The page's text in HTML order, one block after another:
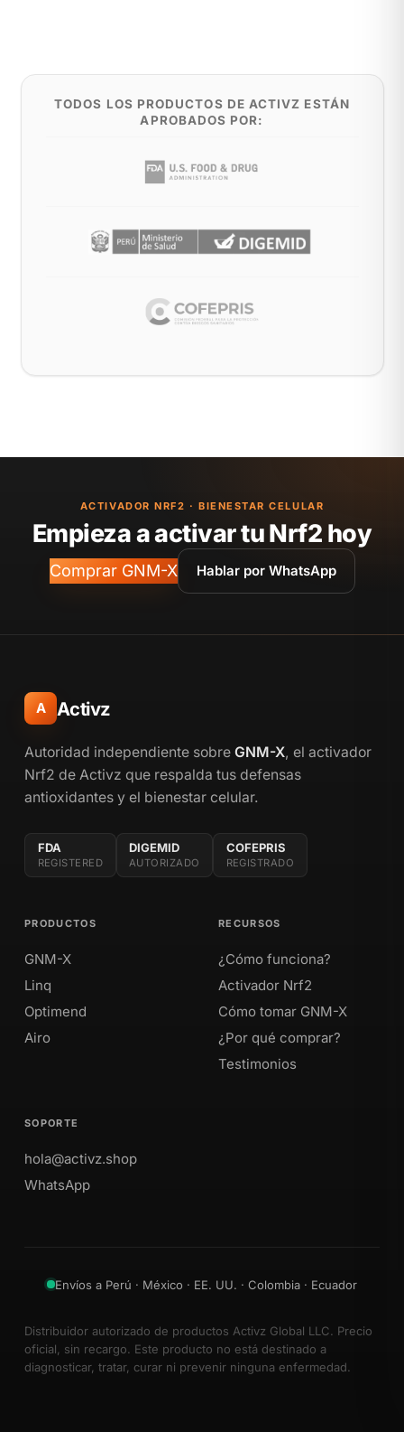
TODOS LOS PRODUCTOS DE ACTIVZ ESTÁN
APROBADOS POR:
ACTIVADOR NRF2 · BIENESTAR CELULAR
Empieza a activar tu Nrf2 hoy
Comprar GNM-X Hablar por WhatsApp
A Activz
Autoridad independiente sobre GNM-X, el activador
Nrf2 de Activz que respalda tus defensas
antioxidantes y el bienestar celular.
FDA
REGISTERED
DIGEMID
AUTORIZADO
COFEPRIS
REGISTRADO
PRODUCTOS
GNM-X
Linq
Optimend
Airo
RECURSOS
¿Cómo funciona?
Activador Nrf2
Cómo tomar GNM-X
¿Por qué comprar?
Testimonios
SOPORTE
hola@activz.shop
WhatsApp
Envíos a Perú · México · EE. UU. · Colombia · Ecuador
Distribuidor autorizado de productos Activz Global LLC. Precio
oficial, sin recargo. Este producto no está destinado a
diagnosticar, tratar, curar ni prevenir ninguna enfermedad.